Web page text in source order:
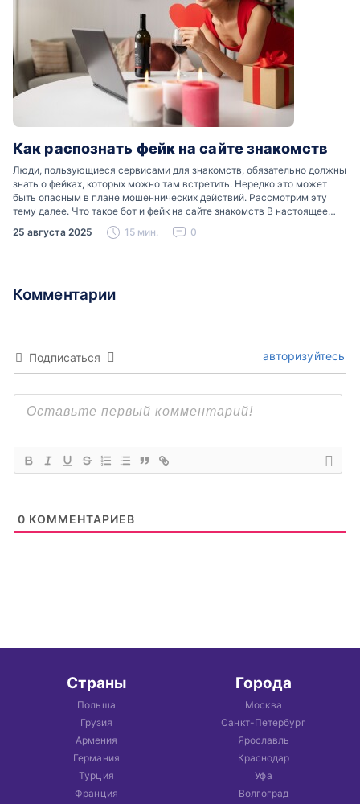
Как распознать фейк на сайте знакомств
Люди, пользующиеся сервисами для знакомств, обязательно должны
знать о фейках, которых можно там встретить. Нередко это может
быть опасным в плане мошеннических действий. Рассмотрим эту
тему далее. Что такое бот и фейк на сайте знакомств В настоящее
время можно встретить свою…
25 августа 2025 15 мин. 0
Комментарии
Подписаться авторизуйтесь
0 КОММЕНТАРИЕВ
Страны
Польша
Грузия
Армения
Германия
Турция
Франция
Города
Москва
Санкт-Петербург
Ярославль
Краснодар
Уфа
Волгоград